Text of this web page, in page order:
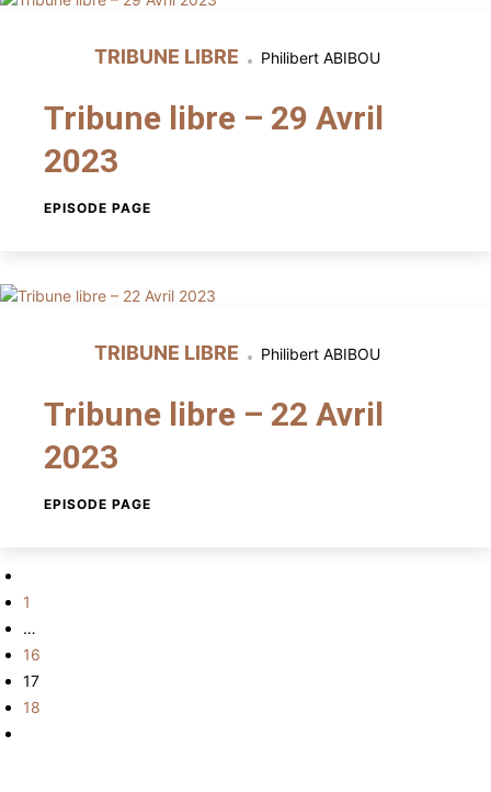
TRIBUNE LIBRE Philibert ABIBOU
Tribune libre – 29 Avril
2023
EPISODE PAGE
TRIBUNE LIBRE Philibert ABIBOU
Tribune libre – 22 Avril
2023
EPISODE PAGE
Pagination
des
publications
1
…
16
17
18